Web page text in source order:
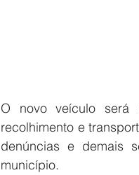
O novo veículo será
recolhimento e
denúncias e demais
município.